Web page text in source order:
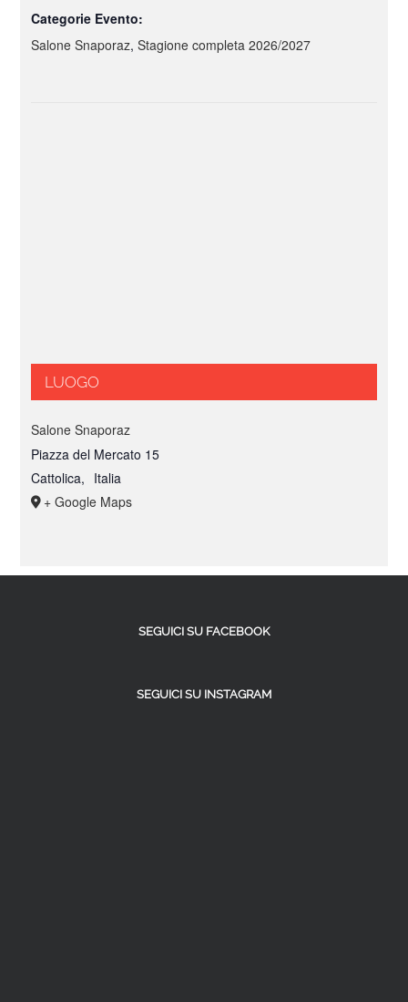
Categorie Evento:
Salone Snaporaz,Stagione completa 2026/2027
LUOGO
Salone Snaporaz
Piazza del Mercato 15
Cattolica, Italia
+ Google Maps
SEGUICI SU FACEBOOK
SEGUICI SU INSTAGRAM